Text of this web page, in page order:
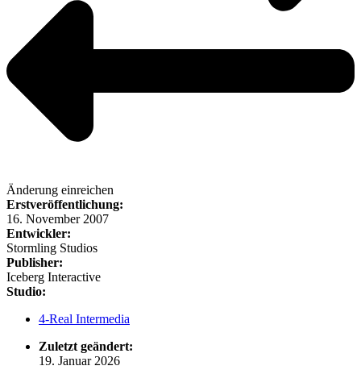
Änderung einreichen
Erstveröffentlichung:
16. November 2007
Entwickler:
Stormling Studios
Publisher:
Iceberg Interactive
Studio:
4-Real Intermedia
Zuletzt geändert:
19. Januar 2026